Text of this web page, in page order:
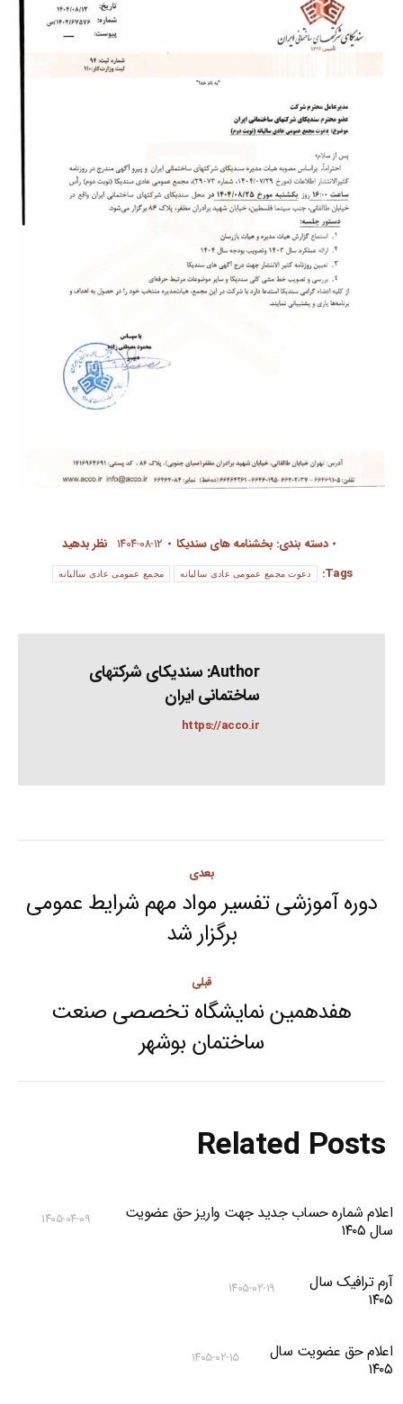
دسته بندی: بخشنامه های سندیکا ۱۴۰۴-۰۸-۱۲ نظر بدهید
Tags:
دعوت مجمع عمومی عادی سالیانه مجمع عمومی عادی سالیانه
Author: سندیکای شرکتهای
ساختمانی ایران
https://acco.ir
Post
navigation
قبلی
post:
هفدهمین نمایشگاه تخصصی صنعت
ساختمان بوشهر
بعدی
Next
post:
دوره آموزشی تفسیر مواد مهم شرایط عمومی
برگزار شد
Related Posts
اعلام شماره حساب جدید جهت واریز حق عضویت
سال ۱۴۰۵
۱۴۰۵-۰۴-۰۹
آرم ترافیک سال
۱۴۰۵
۱۴۰۵-۰۲-۱۹
اعلام حق عضویت سال
۱۴۰۵
۱۴۰۵-۰۲-۱۵